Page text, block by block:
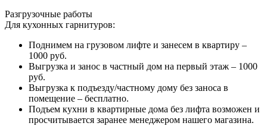
Разгрузочные работы
Для кухонных гарнитуров:
Поднимем на грузовом лифте и занесем в квартиру –
1000 руб.
Выгрузка и занос в частный дом на первый этаж – 1000
руб.
Выгрузка к подъезду/частному дому без заноса в
помещение – бесплатно.
Подъем кухни в квартирные дома без лифта возможен и
просчитывается заранее менеджером нашего магазина.